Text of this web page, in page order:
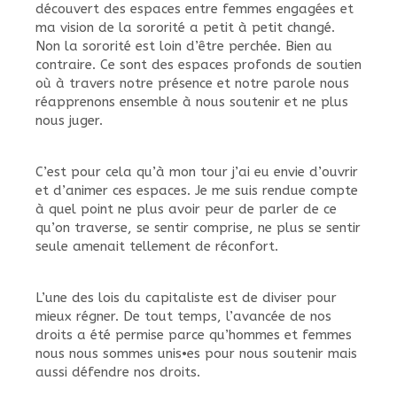
découvert des espaces entre femmes engagées et
ma vision de la sororité a petit à petit changé.
Non la sororité est loin d’être perchée. Bien au
contraire. Ce sont des espaces profonds de soutien
où à travers notre présence et notre parole nous
réapprenons ensemble à nous soutenir et ne plus
nous juger.
C’est pour cela qu’à mon tour j’ai eu envie d’ouvrir
et d’animer ces espaces. Je me suis rendue compte
à quel point ne plus avoir peur de parler de ce
qu’on traverse, se sentir comprise, ne plus se sentir
seule amenait tellement de réconfort.
L’une des lois du capitaliste est de diviser pour
mieux régner. De tout temps, l’avancée de nos
droits a été permise parce qu’hommes et femmes
nous nous sommes unis•es pour nous soutenir mais
aussi défendre nos droits.